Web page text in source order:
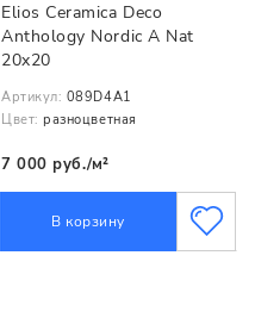
Elios Ceramica Deco
Anthology Nordic A Nat
20x20
Артикул: 089D4A1
Цвет: разноцветная
7 000 руб./м²
В корзину